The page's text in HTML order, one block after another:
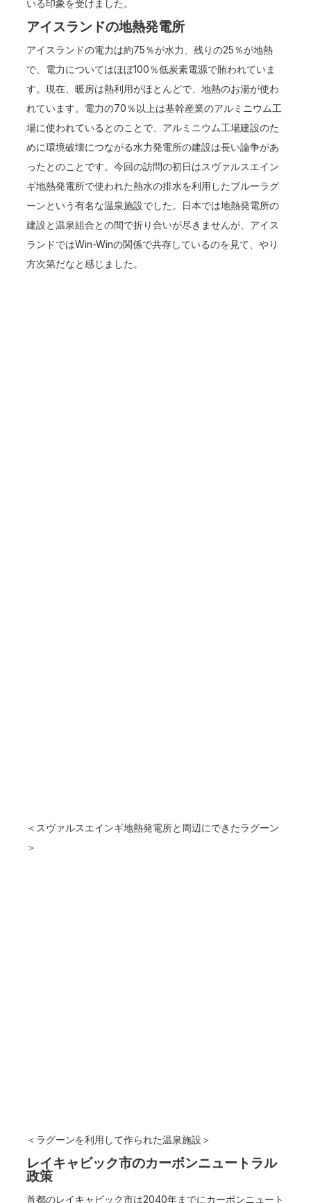
いる印象を受けました。
アイスランドの地熱発電所
アイスランドの電力は約75％が水力、残りの25％が地熱
で、電力についてはほぼ100％低炭素電源で賄われていま
す。現在、暖房は熱利用がほとんどで、地熱のお湯が使わ
れています。電力の70％以上は基幹産業のアルミニウム工
場に使われているとのことで、アルミニウム工場建設のた
めに環境破壊につながる水力発電所の建設は長い論争があ
ったとのことです。今回の訪問の初日はスヴァルスエイン
ギ地熱発電所で使われた熱水の排水を利用したブルーラグ
ーンという有名な温泉施設でした。日本では地熱発電所の
建設と温泉組合との間で折り合いが尽きませんが、アイス
ランドではWin-Winの関係で共存しているのを見て、やり
方次第だなと感じました。
＜スヴァルスエインギ地熱発電所と周辺にできたラグーン
＞
＜ラグーンを利用して作られた温泉施設＞
レイキャビック市のカーボンニュートラル
政策
首都のレイキャビック市は2040年までにカーボンニュート